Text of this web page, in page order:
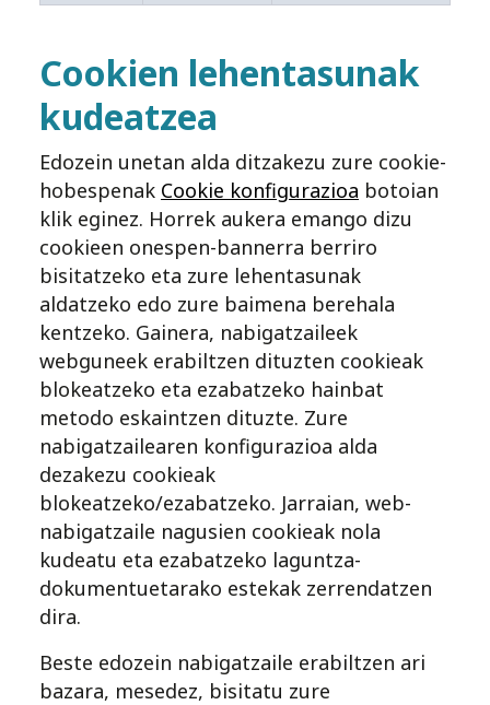
Cookien lehentasunak
kudeatzea
Edozein unetan alda ditzakezu zure cookie-
hobespenak Cookie konfigurazioa botoian
klik eginez. Horrek aukera emango dizu
cookieen onespen-bannerra berriro
bisitatzeko eta zure lehentasunak
aldatzeko edo zure baimena berehala
kentzeko. Gainera, nabigatzaileek
webguneek erabiltzen dituzten cookieak
blokeatzeko eta ezabatzeko hainbat
metodo eskaintzen dituzte. Zure
nabigatzailearen konfigurazioa alda
dezakezu cookieak
blokeatzeko/ezabatzeko. Jarraian, web-
nabigatzaile nagusien cookieak nola
kudeatu eta ezabatzeko laguntza-
dokumentuetarako estekak zerrendatzen
dira.
Beste edozein nabigatzaile erabiltzen ari
bazara, mesedez, bisitatu zure